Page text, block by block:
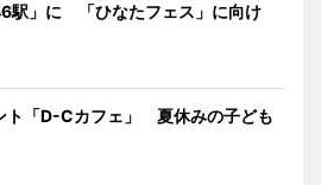
駅」に 「ひなたフェス」に向け
ト「D-Cカフェ」 夏休みの子ども